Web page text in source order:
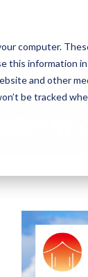
computer.
this information
and other
be tracked
能楽の公演
縄特